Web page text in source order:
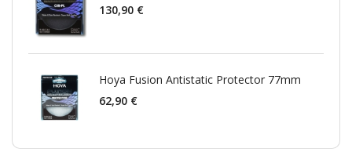
130,90 €
Hoya Fusion Antistatic Protector 77mm
62,90 €